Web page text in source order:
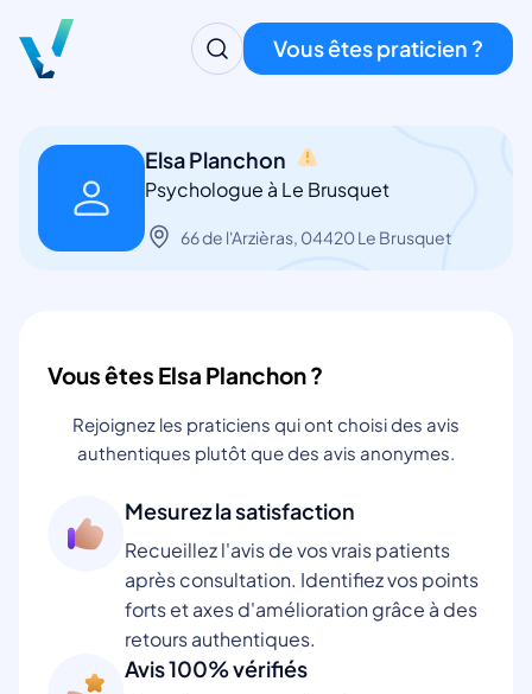
Vous êtes praticien ?
Elsa Planchon
Psychologue à Le Brusquet
66 de l'Arzièras, 04420 Le Brusquet
Vous êtes Elsa Planchon ?
Rejoignez les praticiens qui ont choisi des avis
authentiques plutôt que des avis anonymes.
Mesurez la satisfaction
Recueillez l'avis de vos vrais patients
après consultation. Identifiez vos points
forts et axes d'amélioration grâce à des
retours authentiques.
Avis 100% vérifiés